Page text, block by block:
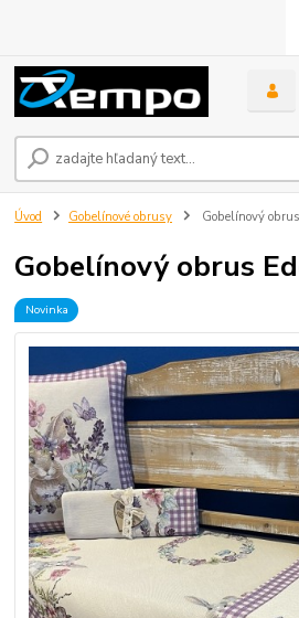
Úvod Gobelínové obrusy Gobelínový
Gobelínový obrus
Novinka